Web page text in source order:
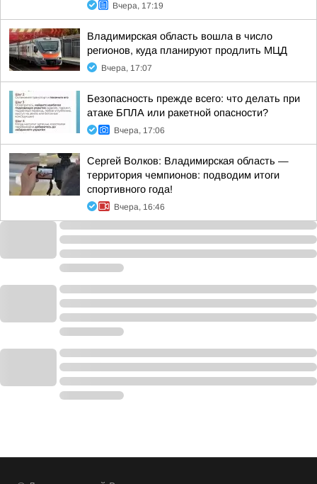
Вчера, 17:19
Владимирская область вошла в число
регионов, куда планируют продлить МЦД
Вчера, 17:07
Безопасность прежде всего: что делать при
атаке БПЛА или ракетной опасности?
Вчера, 17:06
Сергей Волков: Владимирская область —
территория чемпионов: подводим итоги
спортивного года!
Вчера, 16:46